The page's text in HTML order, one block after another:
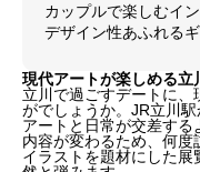
カップルで楽しむイ
デザイン性あふれる
現代アートが楽しめる立
立川で過ごすデートに
がでしょうか。JR立川駅
アートと日常が交差する
内容が変わるため、何
イラストを題材にした展